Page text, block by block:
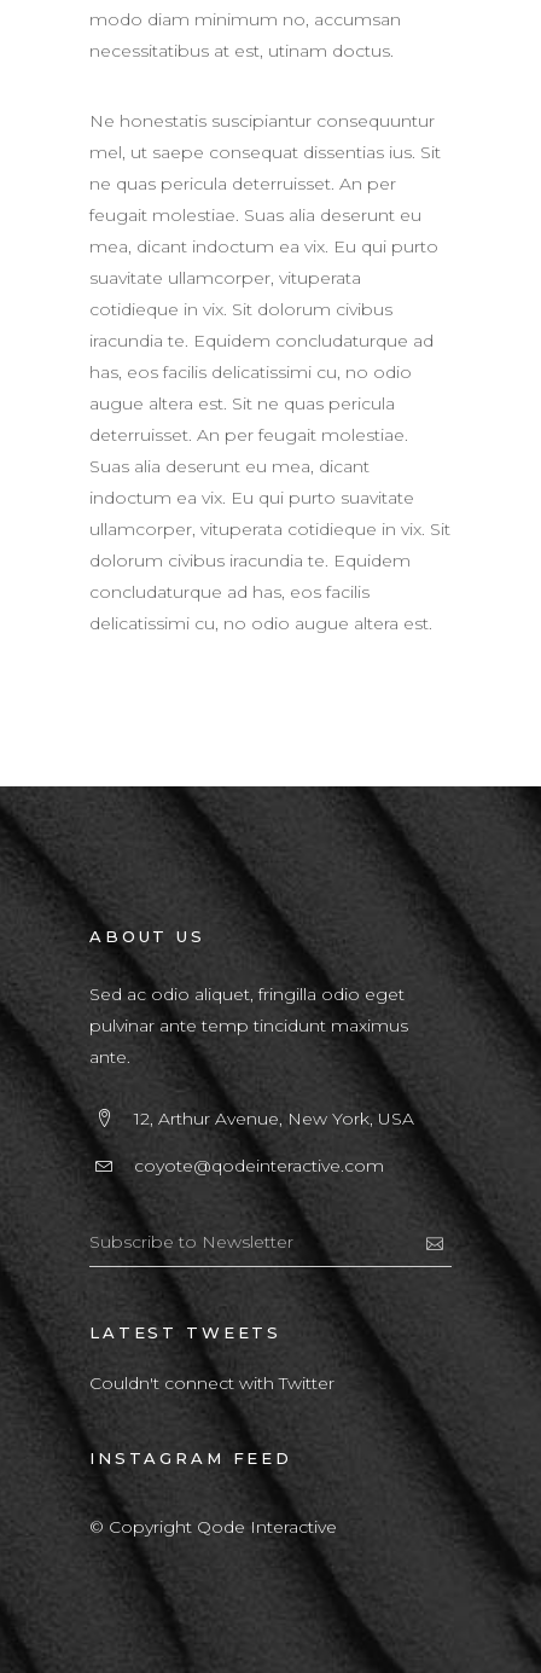
modo diam minimum no, accumsan
necessitatibus at est, utinam doctus.
Ne honestatis suscipiantur consequuntur
mel, ut saepe consequat dissentias ius. Sit
ne quas pericula deterruisset. An per
feugait molestiae. Suas alia deserunt eu
mea, dicant indoctum ea vix. Eu qui purto
suavitate ullamcorper, vituperata
cotidieque in vix. Sit dolorum civibus
iracundia te. Equidem concludaturque ad
has, eos facilis delicatissimi cu, no odio
augue altera est. Sit ne quas pericula
deterruisset. An per feugait molestiae.
Suas alia deserunt eu mea, dicant
indoctum ea vix. Eu qui purto suavitate
ullamcorper, vituperata cotidieque in vix. Sit
dolorum civibus iracundia te. Equidem
concludaturque ad has, eos facilis
delicatissimi cu, no odio augue altera est.
ABOUT US
Sed ac odio aliquet, fringilla odio eget
pulvinar ante temp tincidunt maximus
ante.
12, Arthur Avenue, New York, USA
coyote@qodeinteractive.com
LATEST TWEETS
Couldn't connect with Twitter
INSTAGRAM FEED
© Copyright Qode Interactive